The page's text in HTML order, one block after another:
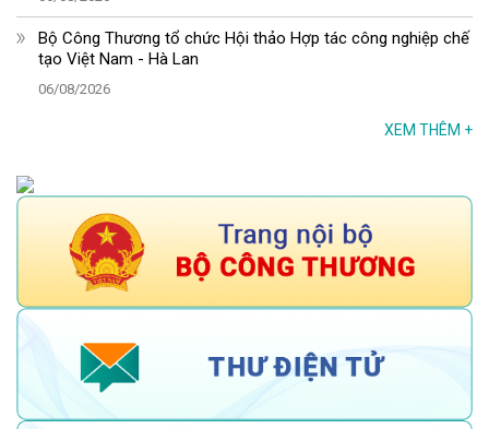
Bộ Công Thương tổ chức Hội thảo Hợp tác công nghiệp chế
tạo Việt Nam - Hà Lan
06/08/2026
XEM THÊM +